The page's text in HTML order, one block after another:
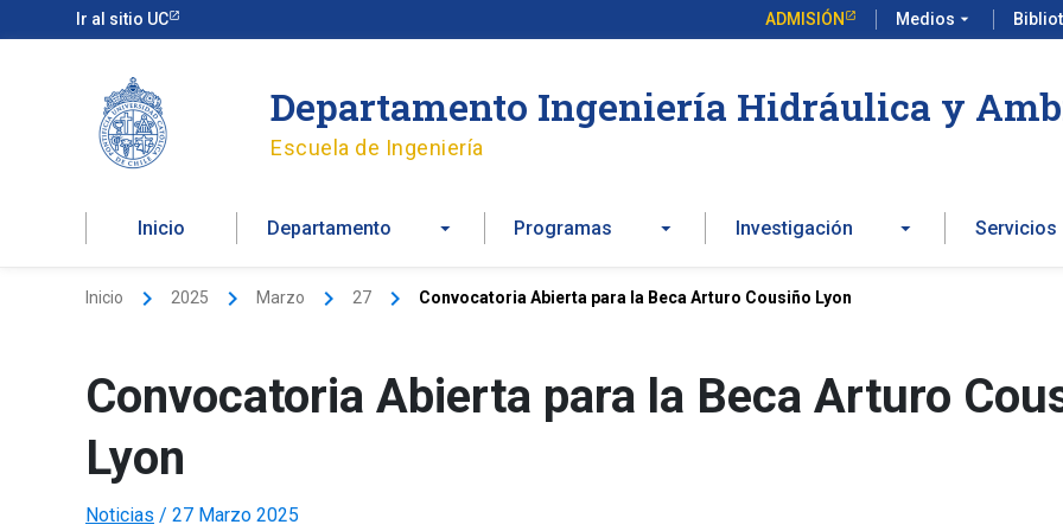
Ir al sitio UC ADMISIÓN Medios arrow_drop_down
al
Departamento Ingeniería Hidráulica y
Escuela de Ingeniería
Inicio Departamento Programas Investigación Servicios
Inicio 2025 Marzo 27 Convocatoria Abierta para la Beca Arturo Cousiño Lyon
Convocatoria Abierta para la Beca Arturo
Lyon
Noticias / 27 Marzo 2025